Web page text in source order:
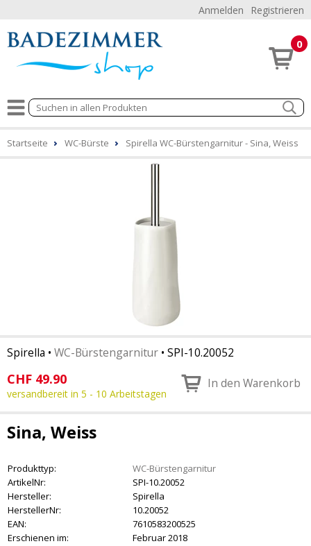
Anmelden Registrieren
0
Startseite WC-Bürste Spirella WC-Bürstengarnitur - Sina, Weiss
Spirella • WC-Bürstengarnitur • SPI-10.20052
CHF 49.90
versandbereit in 5 - 10 Arbeitstagen
In den Warenkorb
Sina, Weiss
Produkttyp:
WC-Bürstengarnitur
ArtikelNr:
SPI-10.20052
Hersteller:
Spirella
HerstellerNr:
10.20052
EAN:
7610583200525
Erschienen im:
Februar 2018